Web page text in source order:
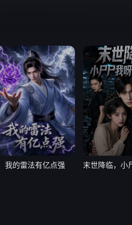
我的雷法有亿点强